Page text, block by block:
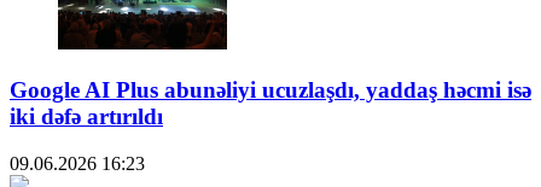
Google AI Plus abunəliyi ucuzlaşdı, yaddaş həcmi isə
iki dəfə artırıldı
09.06.2026 16:23